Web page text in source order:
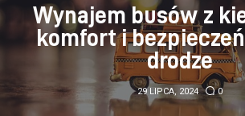
Kunchnia i kulinaria
Zdrowie
Wynajem busów z
komfort i
drodze
29 LIPCA, 2024 0